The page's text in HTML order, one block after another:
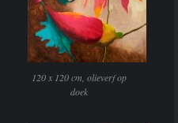
120 x 120 cm, olieverf op
doek